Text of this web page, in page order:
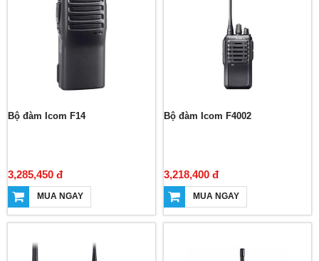
Bộ đàm Icom F14
3,285,450 đ
MUA NGAY
Bộ đàm Icom F4002
3,218,400 đ
MUA NGAY